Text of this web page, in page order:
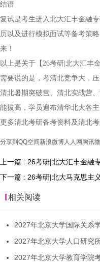
结语
复试是考生进入北大汇丰金融
历以及进行模拟面试等备考策
来！
以上是关于【26考研|北大汇丰
需要说的是，考清北竞争大，
清北暑期突破营、清北实战营
能拔高，学员遍布清华北大各主
更多清北考研备考资料及清北
分享到 QQ空间 新浪微博人人网 腾讯
上一篇 : 26考研|北大汇丰金融
下一篇 : 26考研|北大马克思主
相关阅读
2027年北京大学国际关系
2027年北京大学人口研究
2027年北京大学教育学院